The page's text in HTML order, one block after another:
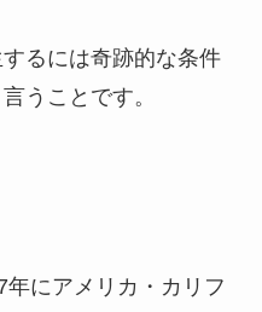
るには奇跡的な条件
うことです。
にアメリカ・カリフ